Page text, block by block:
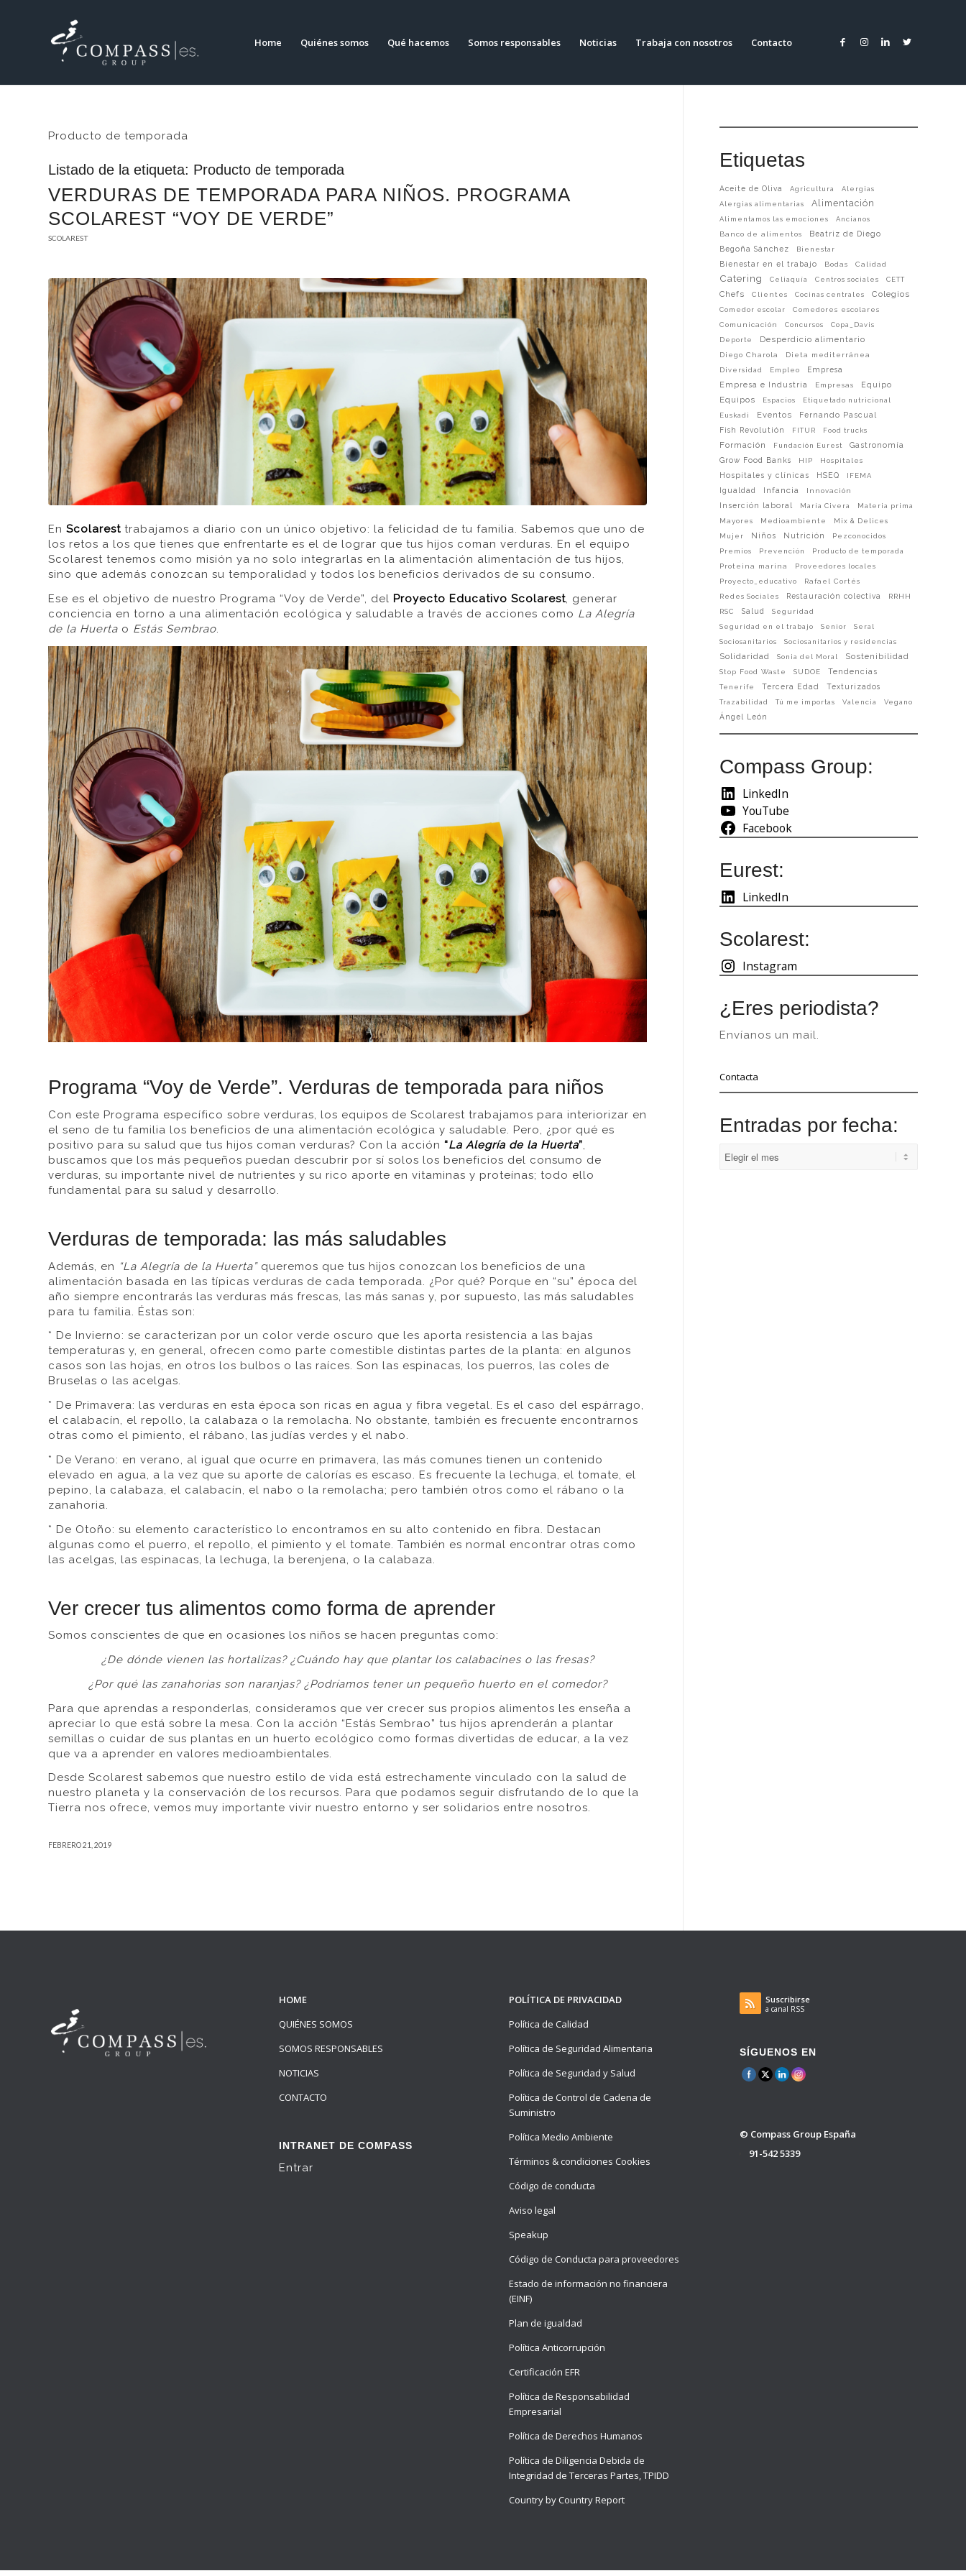
Home Quiénes somos Qué hacemos Somos responsables Noticias Trabaja con nosotros Contacto
Producto de temporada
Listado de la etiqueta: Producto de temporada
VERDURAS DE TEMPORADA PARA NIÑOS. PROGRAMA
SCOLAREST “VOY DE VERDE”
SCOLAREST
En Scolarest trabajamos a diario con un único objetivo: la felicidad de tu familia. Sabemos que uno de
los retos a los que tienes que enfrentarte es el de lograr que tus hijos coman verduras. En el equipo
Scolarest tenemos como misión ya no solo integrarlas en la alimentación alimentación de tus hijos,
sino que además conozcan su temporalidad y todos los beneficios derivados de su consumo.
Ese es el objetivo de nuestro Programa “Voy de Verde”, del Proyecto Educativo Scolarest, generar
conciencia en torno a una alimentación ecológica y saludable a través de acciones como La Alegría
de la Huerta o Estás Sembrao.
Programa “Voy de Verde”. Verduras de temporada para niños
Con este Programa específico sobre verduras, los equipos de Scolarest trabajamos para interiorizar en
el seno de tu familia los beneficios de una alimentación ecológica y saludable. Pero, ¿por qué es
positivo para su salud que tus hijos coman verduras? Con la acción “La Alegría de la Huerta”,
buscamos que los más pequeños puedan descubrir por sí solos los beneficios del consumo de
verduras, su importante nivel de nutrientes y su rico aporte en vitaminas y proteínas; todo ello
fundamental para su salud y desarrollo.
Verduras de temporada: las más saludables
Además, en “La Alegría de la Huerta”queremos que tus hijos conozcan los beneficios de una
alimentación basada en las típicas verduras de cada temporada. ¿Por qué? Porque en “su” época del
año siempre encontrarás las verduras más frescas, las más sanas y, por supuesto, las más saludables
para tu familia. Éstas son:
* De Invierno: se caracterizan por un color verde oscuro que les aporta resistencia a las bajas
temperaturas y, en general, ofrecen como parte comestible distintas partes de la planta: en algunos
casos son las hojas, en otros los bulbos o las raíces. Son las espinacas, los puerros, las coles de
Bruselas o las acelgas.
* De Primavera: las verduras en esta época son ricas en agua y fibra vegetal. Es el caso del espárrago,
el calabacín, el repollo, la calabaza o la remolacha. No obstante, también es frecuente encontrarnos
otras como el pimiento, el rábano, las judías verdes y el nabo.
* De Verano: en verano, al igual que ocurre en primavera, las más comunes tienen un contenido
elevado en agua, a la vez que su aporte de calorías es escaso. Es frecuente la lechuga, el tomate, el
pepino, la calabaza, el calabacín, el nabo o la remolacha; pero también otros como el rábano o la
zanahoria.
* De Otoño: su elemento característico lo encontramos en su alto contenido en fibra. Destacan
algunas como el puerro, el repollo, el pimiento y el tomate. También es normal encontrar otras como
las acelgas, las espinacas, la lechuga, la berenjena, o la calabaza.
Ver crecer tus alimentos como forma de aprender
Somos conscientes de que en ocasiones los niños se hacen preguntas como:
¿De dónde vienen las hortalizas? ¿Cuándo hay que plantar los calabacines o las fresas?
¿Por qué las zanahorias son naranjas? ¿Podríamos tener un pequeño huerto en el comedor?
Para que aprendas a responderlas, consideramos que ver crecer sus propios alimentos les enseña a
apreciar lo que está sobre la mesa. Con la acción “Estás Sembrao” tus hijos aprenderán a plantar
semillas o cuidar de sus plantas en un huerto ecológico como formas divertidas de educar, a la vez
que va a aprender en valores medioambientales.
Desde Scolarest sabemos que nuestro estilo de vida está estrechamente vinculado con la salud de
nuestro planeta y la conservación de los recursos. Para que podamos seguir disfrutando de lo que la
Tierra nos ofrece, vemos muy importante vivir nuestro entorno y ser solidarios entre nosotros.
FEBRERO 21, 2019
Etiquetas
Aceite de Oliva Agricultura
Alergias
Alergias alimentarias
Alimentación
Alimentamos las emociones
Ancianos
Banco de alimentos
Beatriz de Diego
Begoña Sánchez
Bienestar
Bienestar en el trabajo Bodas Calidad
Catering Celiaquía Centros sociales CETT
Chefs Clientes Cocinas centrales Colegios
Comedor escolar
Comedores escolares
Comunicación
Concursos
Copa_Davis
Deporte
Desperdicio alimentario
Diego Charola
Dieta mediterránea
Diversidad
Empleo Empresa
Empresa e Industria Empresas Equipo
Equipos Espacios
Etiquetado nutricional
Euskadi
Eventos
Fernando Pascual
Fish Revolutión
FITUR Food trucks
Formación Fundación Eurest
Gastronomía
Grow Food Banks
HIP Hospitales
Hospitales y clínicas HSEQ IFEMA
Igualdad Infancia Innovación
Inserción laboral María Civera
Materia prima
Mayores
Medioambiente
Mix & Delices
Mujer
Niños Nutrición
Pezconocidos
Premios
Prevención
Producto de temporada
Proteina marina
Proveedores locales
Proyecto_educativo
Rafael Cortés
Redes Sociales
Restauración colectiva
RRHH
RSC
Salud
Seguridad
Seguridad en el trabajo
Senior
Seral
Sociosanitarios
Sociosanitarios y residencias
Solidaridad Sonia del Moral Sostenibilidad
Stop Food Waste SUDOE Tendencias
Tenerife Tercera Edad Texturizados
Trazabilidad Tú me importas Valencia Vegano
Ángel León
Compass Group:
LinkedIn
YouTube
Facebook
Eurest:
LinkedIn
Scolarest:
Instagram
¿Eres periodista?
Envíanos un mail.
Contacta
Entradas por fecha:
HOME
QUIÉNES SOMOS
SOMOS RESPONSABLES
NOTICIAS
CONTACTO
INTRANET DE COMPASS
Entrar
POLÍTICA DE PRIVACIDAD
Política de Calidad
Política de Seguridad Alimentaria
Política de Seguridad y Salud
Política de Control de Cadena de
Suministro
Política Medio Ambiente
Términos & condiciones Cookies
Código de conducta
Aviso legal
Speakup
Código de Conducta para proveedores
Estado de información no financiera
(EINF)
Plan de igualdad
Política Anticorrupción
Certificación EFR
Política de Responsabilidad
Empresarial
Política de Derechos Humanos
Política de Diligencia Debida de
Integridad de Terceras Partes, TPIDD
Country by Country Report
Suscribirse
a canal RSS
SÍGUENOS EN
© Compass Group España
91-542 5339